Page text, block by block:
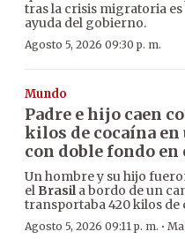
tras la crisis migratoria
ayuda del gobierno.
Agosto 5, 2026 09:30 p. m.
Mundo
Padre e hijo caen
kilos de cocaína en
con doble fondo en
Un hombre y su hijo
el Brasila bordo de un
transportaba 420 kilos de
Agosto 5, 2026 09:11 p. m. ·